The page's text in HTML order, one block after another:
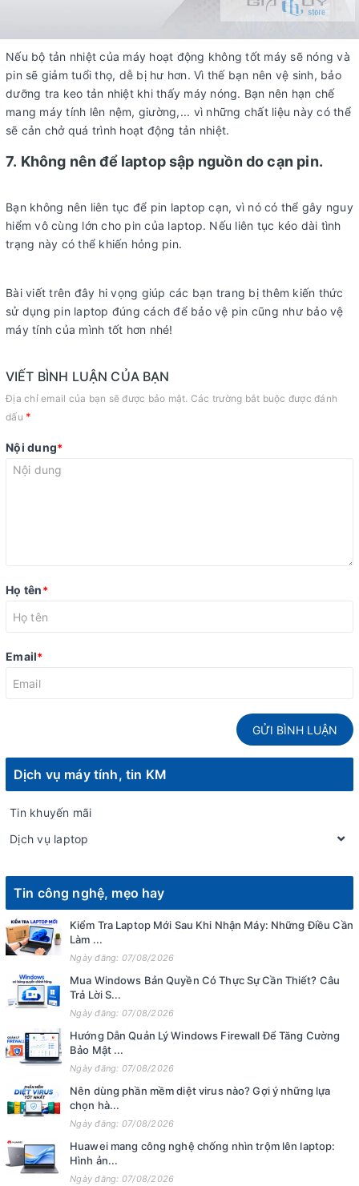
Nếu bộ tản nhiệt của máy hoạt động không tốt máy sẽ nóng và
pin sẽ giảm tuổi thọ, dễ bị hư hơn. Vì thế bạn nên vệ sinh, bảo
dưỡng tra keo tản nhiệt khi thấy máy nóng. Bạn nên hạn chế
mang máy tính lên nệm, giường,... vì những chất liệu này có thể
sẽ cản chở quá trình hoạt động tản nhiệt.
7. Không nên để laptop sập nguồn do cạn pin.
Bạn không nên liên tục để pin laptop cạn, vì nó có thể gây nguy
hiểm vô cùng lớn cho pin của laptop. Nếu liên tục kéo dài tình
trạng này có thể khiến hỏng pin.
Bài viết trên đây hi vọng giúp các bạn trang bị thêm kiến thức
sử dụng pin laptop đúng cách để bảo vệ pin cũng như bảo vệ
máy tính của mình tốt hơn nhé!
VIẾT BÌNH LUẬN CỦA BẠN
Địa chỉ email của bạn sẽ được bảo mật. Các trường bắt buộc được đánh
dấu *
Nội dung*
Họ tên*
Email*
GỬI BÌNH LUẬN
Dịch vụ máy tính, tin KM
Tin khuyến mãi
Dịch vụ laptop
Tin công nghệ, mẹo hay
Kiểm Tra Laptop Mới Sau Khi Nhận Máy: Những Điều Cần
Làm ...
Ngày đăng: 07/08/2026
Mua Windows Bản Quyền Có Thực Sự Cần Thiết? Câu
Trả Lời S...
Ngày đăng: 07/08/2026
Hướng Dẫn Quản Lý Windows Firewall Để Tăng Cường
Bảo Mật ...
Ngày đăng: 07/08/2026
Nên dùng phần mềm diệt virus nào? Gợi ý những lựa
chọn hà...
Ngày đăng: 07/08/2026
Huawei mang công nghệ chống nhìn trộm lên laptop:
Hình ản...
Ngày đăng: 07/08/2026